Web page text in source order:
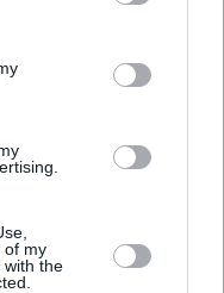
third-party tags to
in below Google
of my
with the
θέα από το...